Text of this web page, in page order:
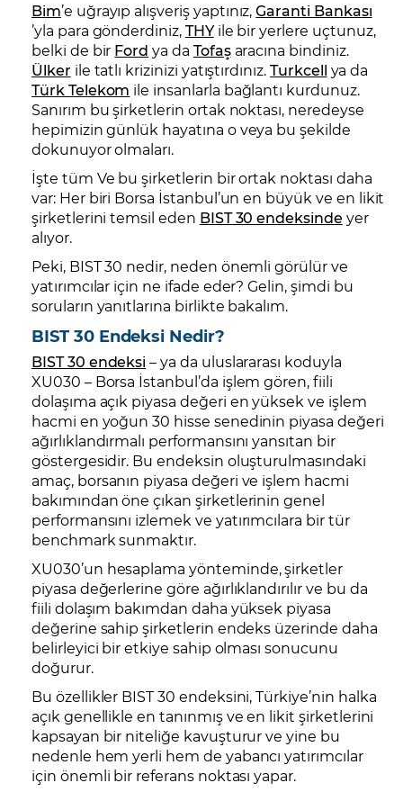
Bim’e uğrayıp alışveriş yaptınız,Garanti Bankası
’yla para gönderdiniz,THYile bir yerlere uçtunuz,
belki de bir Ford ya da Tofaşaracına bindiniz.
Ülker ile tatlı krizinizi yatıştırdınız.Turkcell ya da
Türk Telekom ile insanlarla bağlantı kurdunuz.
Sanırım bu şirketlerin ortak noktası, neredeyse
hepimizin günlük hayatına o veya bu şekilde
dokunuyor olmaları.
İşte tüm Ve bu şirketlerin bir ortak noktası daha
var: Her biri Borsa İstanbul’un en büyük ve en likit
şirketlerini temsil eden BIST 30 endeksinde yer
alıyor.
Peki, BIST 30 nedir, neden önemli görülür ve
yatırımcılar için ne ifade eder? Gelin, şimdi bu
soruların yanıtlarına birlikte bakalım.
BIST 30 Endeksi Nedir?
BIST 30 endeksi – ya da uluslararası koduyla
XU030 – Borsa İstanbul’da işlem gören, fiili
dolaşıma açık piyasa değeri en yüksek ve işlem
hacmi en yoğun 30 hisse senedinin piyasa değeri
ağırlıklandırmalı performansını yansıtan bir
göstergesidir. Bu endeksin oluşturulmasındaki
amaç, borsanın piyasa değeri ve işlem hacmi
bakımından öne çıkan şirketlerinin genel
performansını izlemek ve yatırımcılara bir tür
benchmark sunmaktır.
XU030’un hesaplama yönteminde, şirketler
piyasa değerlerine göre ağırlıklandırılır ve bu da
fiili dolaşım bakımdan daha yüksek piyasa
değerine sahip şirketlerin endeks üzerinde daha
belirleyici bir etkiye sahip olması sonucunu
doğurur.
Bu özellikler BIST 30 endeksini, Türkiye’nin halka
açık genellikle en tanınmış ve en likit şirketlerini
kapsayan bir niteliğe kavuşturur ve yine bu
nedenle hem yerli hem de yabancı yatırımcılar
için önemli bir referans noktası yapar.